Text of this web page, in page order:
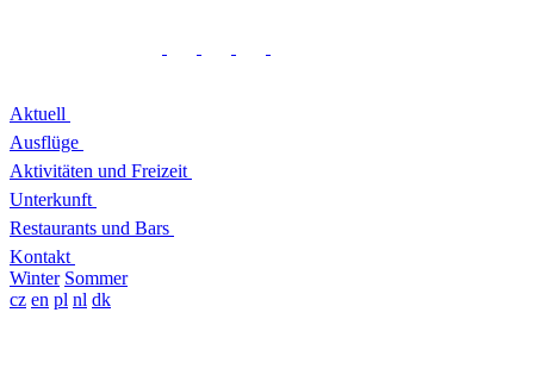
Aktuell
Ausflüge
Aktivitäten und Freizeit
Unterkunft
Restaurants und Bars
Kontakt
Winter Sommer
cz en pl nl dk